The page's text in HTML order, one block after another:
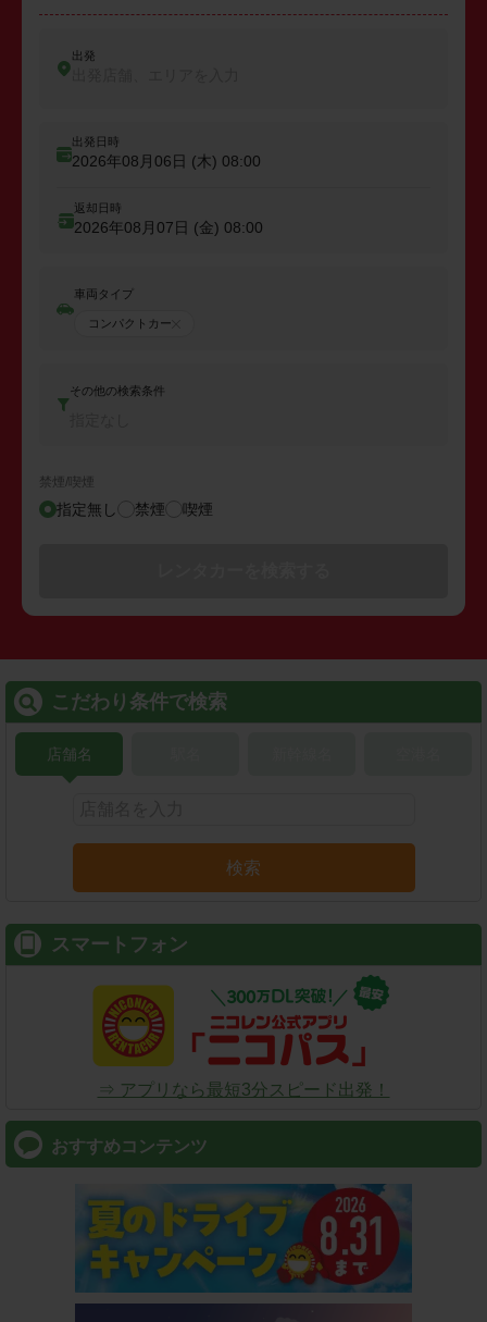
出発
出発日時
2026年08月06日 (木) 08:00
返却日時
2026年08月07日 (金) 08:00
車両タイプ
コンパクトカー
その他の検索条件
禁煙/喫煙
指定無し 禁煙 喫煙
こだわり条件で検索
店舗名
検索
スマートフォン
⇒ アプリなら最短3分スピード出発！
おすすめコンテンツ